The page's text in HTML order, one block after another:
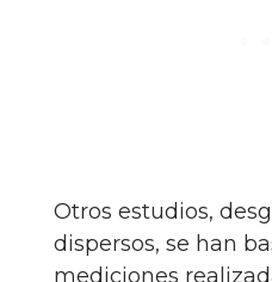
Otros estudios,
dispersos, se han
mediciones